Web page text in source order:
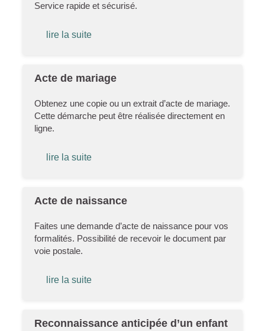
Service rapide et sécurisé.
lire la suite
Acte de mariage
Obtenez une copie ou un extrait d’acte de mariage.
Cette démarche peut être réalisée directement en
ligne.
lire la suite
Acte de naissance
Faites une demande d’acte de naissance pour vos
formalités. Possibilité de recevoir le document par
voie postale.
lire la suite
Reconnaissance anticipée d’un enfant